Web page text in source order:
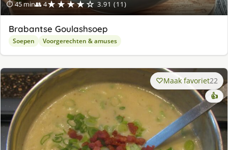
⏱ 45 min👥 4★★★★☆ 3.91 (11)
Brabantse Goulashsoep
Soepen Voorgerechten & amuses
Maak favoriet22
👍